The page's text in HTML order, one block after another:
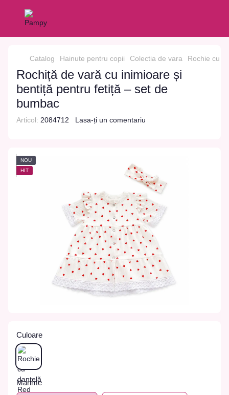
Catalog Hainute pentru copii Colectia de vara Rochie cu
Rochiță de vară cu inimioare și
bentiță pentru fetiță – set de
bumbac
Articol: 2084712 Lasa-ți un comentariu
NOU
HIT
Culoare
Marime